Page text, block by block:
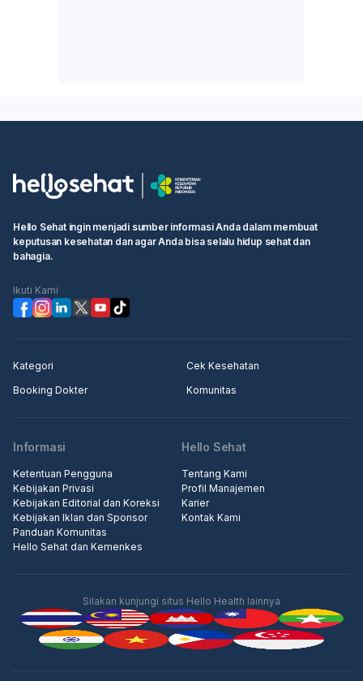
Hello Sehat ingin menjadi sumber informasi Anda dalam membuat
keputusan kesehatan dan agar Anda bisa selalu hidup sehat dan
bahagia.
Ikuti Kami
Kategori
Cek Kesehatan
Booking Dokter
Komunitas
Informasi
Ketentuan Pengguna
Kebijakan Privasi
Kebijakan Editorial dan Koreksi
Kebijakan Iklan dan Sponsor
Panduan Komunitas
Hello Sehat dan Kemenkes
Hello Sehat
Tentang Kami
Profil Manajemen
Karier
Kontak Kami
Silakan kunjungi situs Hello Health lainnya